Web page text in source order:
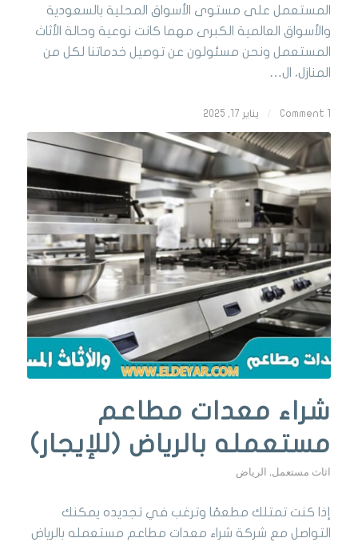
المستعمل على مستوى الأسواق المحلية بالسعودية
والأسواق العالمية الكبرى مهما كانت نوعية وحالة الأثاث
المستعمل ونحن مسئولون عن توصيل خدماتنا لكل من
المنازل، ال…
/ يناير 17, 2025
شراء معدات مطاعم
مستعمله بالرياض (للإيجار)
اثاث مستعمل, الرياض
إذا كنت تمتلك مطعمًا وترغب في تجديده يمكنك
التواصل مع شركة شراء معدات مطاعم مستعمله بالرياض